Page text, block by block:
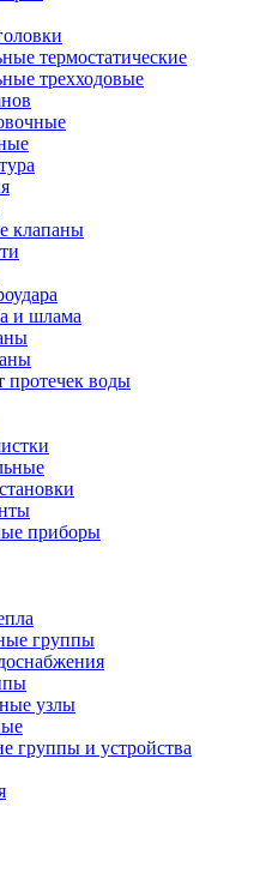
термостатические
трехходовые
клапаны
и шлама
воды
приборы
группы
узлы
группы и устройства